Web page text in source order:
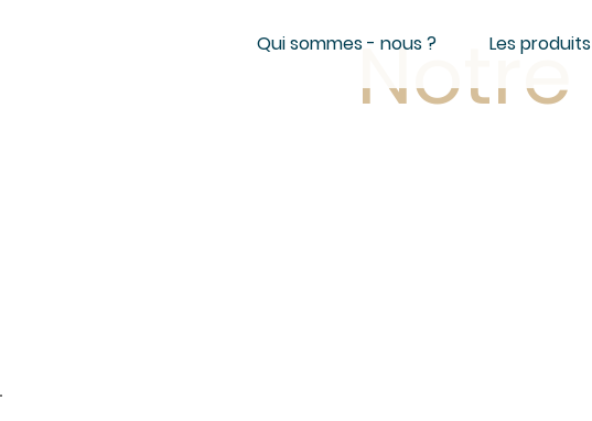
Qui sommes - nous ? Les produits
Notre